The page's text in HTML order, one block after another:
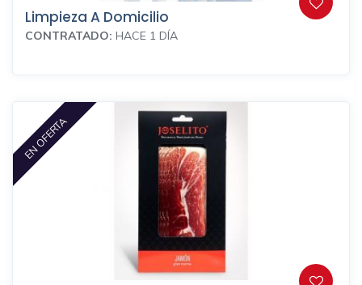
Limpieza A Domicilio
CONTRATADO: HACE 1 DÍA
EN OFERTA